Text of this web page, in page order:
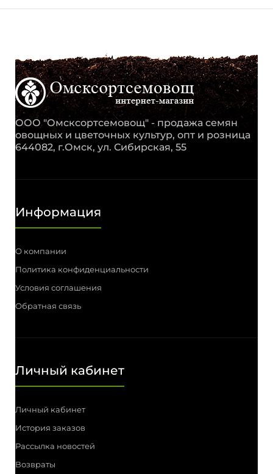
ООО "Омсксортсемовощ" - продажа семян
овощных и цветочных культур, опт и розница
644082, г.Омск, ул. Сибирская, 55
Информация
О компании
Политика конфиденциальности
Условия соглашения
Обратная связь
Личный кабинет
Личный кабинет
История заказов
Рассылка новостей
Возвраты